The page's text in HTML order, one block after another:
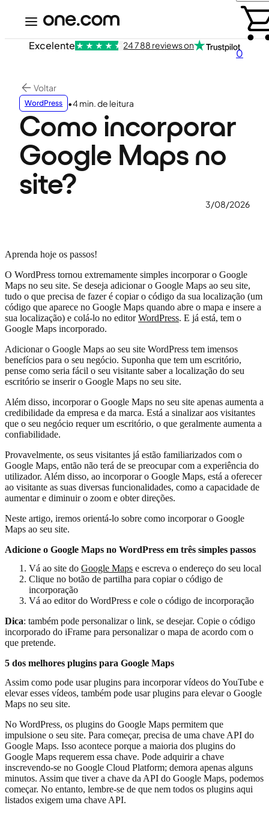
0
Excelente 24 788 reviews on
Voltar
WordPress •4 min. de leitura
Como incorporar
Google Maps no
site?
3/08/2026
Aprenda hoje os passos!
O WordPress tornou extremamente simples incorporar o Google
Maps no seu site. Se deseja adicionar o Google Maps ao seu site,
tudo o que precisa de fazer é copiar o código da sua localização (um
código que aparece no Google Maps quando abre o mapa e insere a
sua localização) e colá-lo no editorWordPress. E já está, tem o
Google Maps incorporado.
Adicionar o Google Maps ao seu site WordPress tem imensos
benefícios para o seu negócio. Suponha que tem um escritório,
pense como seria fácil o seu visitante saber a localização do seu
escritório se inserir o Google Maps no seu site.
Além disso, incorporar o Google Maps no seu site apenas aumenta a
credibilidade da empresa e da marca. Está a sinalizar aos visitantes
que o seu negócio requer um escritório, o que geralmente aumenta a
confiabilidade.
Provavelmente, os seus visitantes já estão familiarizados com o
Google Maps, então não terá de se preocupar com a experiência do
utilizador. Além disso, ao incorporar o Google Maps, está a oferecer
ao visitante as suas diversas funcionalidades, como a capacidade de
aumentar e diminuir o zoom e obter direções.
Neste artigo, iremos orientá-lo sobre como incorporar o Google
Maps ao seu site.
Adicione o Google Maps no WordPress em três simples passos
Vá ao site do Google Maps e escreva o endereço do seu local
Clique no botão de partilha para copiar o código de
incorporação
Vá ao editor do WordPress e cole o código de incorporação
Dica: também pode personalizar o link, se desejar. Copie o código
incorporado do iFrame para personalizar o mapa de acordo com o
que pretende.
5 dos melhores plugins para Google Maps
Assim como pode usar plugins para incorporar vídeos do YouTube e
elevar esses vídeos, também pode usar plugins para elevar o Google
Maps no seu site.
No WordPress, os plugins do Google Maps permitem que
impulsione o seu site. Para começar, precisa de uma chave API do
Google Maps. Isso acontece porque a maioria dos plugins do
Google Maps requerem essa chave. Pode adquirir a chave
inscrevendo-se no Google Cloud Platform; demora apenas alguns
minutos. Assim que tiver a chave da API do Google Maps, podemos
começar. No entanto, lembre-se de que nem todos os plugins aqui
listados exigem uma chave API.